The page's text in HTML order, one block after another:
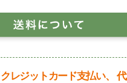
クレジットカード支払い、 代